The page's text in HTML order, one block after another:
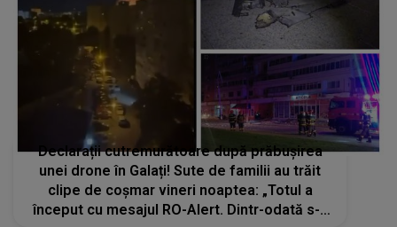
Declarații cutremurătoare după prăbușirea
unei drone în Galați! Sute de familii au trăit
clipe de coșmar vineri noaptea: „Totul a
început cu mesajul RO-Alert. Dintr-odată s-a